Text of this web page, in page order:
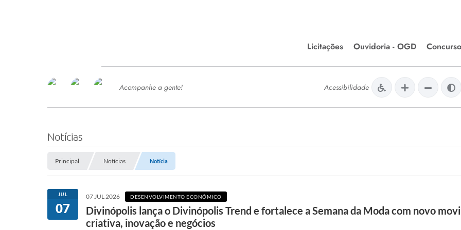
Licitações
Editais de Licitações
Chamamentos Públicos
Ouvidoria - OGD
SERVIÇOS
SEMED
Processo de Contratação -
Concursos e Processos Seletivos
Esporte
Meio Ambiente
Acompanhe a gente! Acessibilidade
Notícias
Principal Notícias Notícia
JUL
07
07 JUL 2026 DESENVOLVIMENTO ECONÔMICO
Divinópolis lança o Divinópolis Trend e fortalece a Semana da Moda com novo
criativa, inovação e negócios